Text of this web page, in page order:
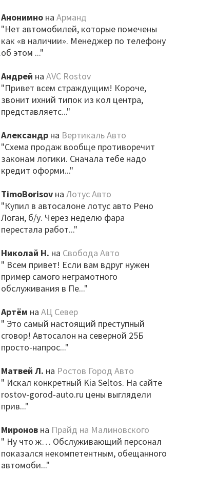
Анонимнона Арманд
"Нет автомобилей, которые помечены
как «в наличии». Менеджер по телефону
об этом ..."
Андрей на AVC Rostov
"Привет всем страждущим! Короче,
звонит ихний типок из кол центра,
представляетс..."
Александрна Вертикаль Авто
"Схема продаж вообще противоречит
законам логики. Сначала тебе надо
кредит оформи..."
TimoBorisovна Лотус Авто
"Купил в автосалоне лотус авто Рено
Логан, б/у. Через неделю фара
перестала работ..."
Николай Н. на Свобода Авто
" Всем привет! Если вам вдруг нужен
пример самого неграмотного
обслуживания в Пе..."
Артём на АЦ Север
" Это самый настоящий преступный
сговор! Автосалон на северной 25Б
просто-напрос..."
Матвей Л. на Ростов Город Авто
" Искал конкретный Kia Seltos. На сайте
rostov-gorod-auto.ru цены выглядели
прив..."
Мироновна Прайд на Малиновского
" Ну что ж… Обслуживающий персонал
показался некомпетентным, обещанного
автомоби..."